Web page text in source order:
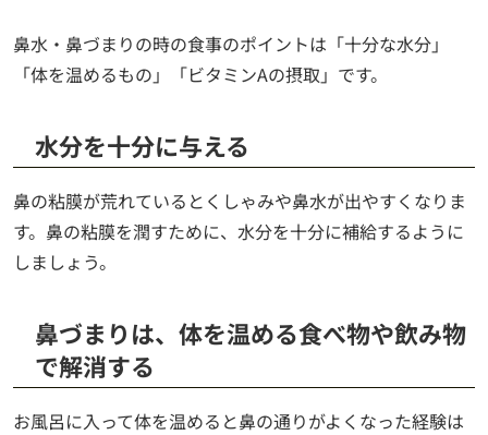
鼻水・鼻づまりの時の食事のポイントは「十分な水分」
「体を温めるもの」「ビタミンAの摂取」です。
水分を十分に与える
鼻の粘膜が荒れているとくしゃみや鼻水が出やすくなりま
す。鼻の粘膜を潤すために、水分を十分に補給するように
しましょう。
鼻づまりは、体を温める食べ物や飲み物
で解消する
お風呂に入って体を温めると鼻の通りがよくなった経験は